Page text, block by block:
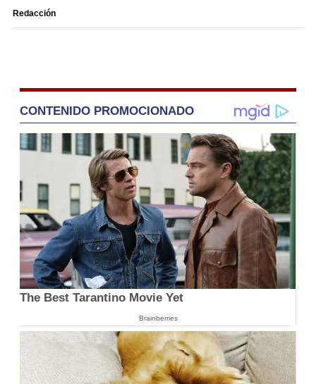
Redacción
CONTENIDO PROMOCIONADO
The Best Tarantino Movie Yet
Brainberries